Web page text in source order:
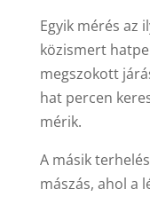
Egyik mérés az
közismert
megszokott
hat percen
mérik.
A másik
mászás, ahol a